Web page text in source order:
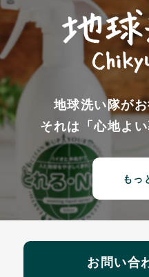
地球洗い隊が
それは「心地よ
もっ
お問い合